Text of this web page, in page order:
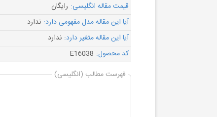
قیمت مقاله انگلیسی: رایگان
آیا این مقاله مدل مفهومی دارد: ندارد
آیا این مقاله متغیر دارد: ندارد
کد محصول: E16038
فهرست مطالب (انگلیسی)